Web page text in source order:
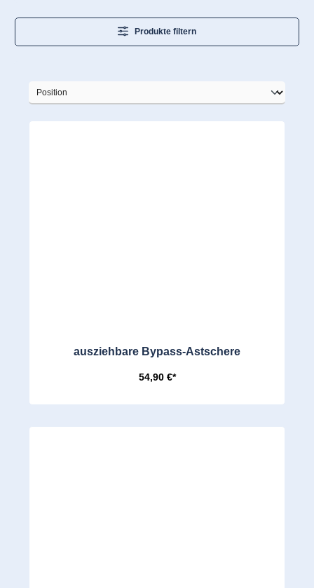
Produkte filtern
ausziehbare Bypass-Astschere
54,90 €*